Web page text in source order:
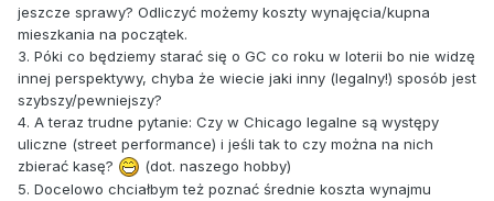
jeszcze sprawy? Odliczyć możemy koszty wynajęcia/kupna
mieszkania na początek.
3. Póki co będziemy starać się o GC co roku w loterii bo nie widzę
innej perspektywy, chyba że wiecie jaki inny (legalny!) sposób jest
szybszy/pewniejszy?
4. A teraz trudne pytanie: Czy w Chicago legalne są występy
uliczne (street performance) i jeśli tak to czy można na nich
zbierać kasę?
(dot. naszego hobby)
5. Docelowo chciałbym też poznać średnie koszta wynajmu